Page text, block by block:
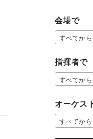
会場で
すべてから
指揮者で
すべてから
オーケス
すべてから